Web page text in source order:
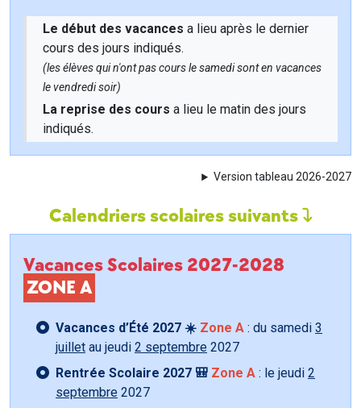
Le début des vacances a lieu après le dernier
cours des jours indiqués.
(les élèves qui n'ont pas cours le samedi sont en vacances
le vendredi soir)
La reprise des cours a lieu le matin des jours
indiqués.
Version tableau 2026-2027
Calendriers scolaires suivants
Vacances Scolaires 2027-2028
ZONE A
Vacances d’Été 2027 ☀️ Zone A : du samedi 3
juillet au jeudi 2 septembre 2027
Rentrée Scolaire 2027 🎒 Zone A : le jeudi 2
septembre 2027